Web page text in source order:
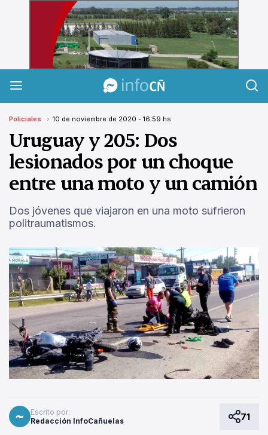
InfoCañuelas
Policiales 10 de noviembre de 2020 - 16:59 hs
Uruguay y 205: Dos
lesionados por un choque
entre una moto y un camión
Dos jóvenes que viajaron en una moto sufrieron
politraumatismos.
Escrito por:
Redacción InfoCañuelas
71